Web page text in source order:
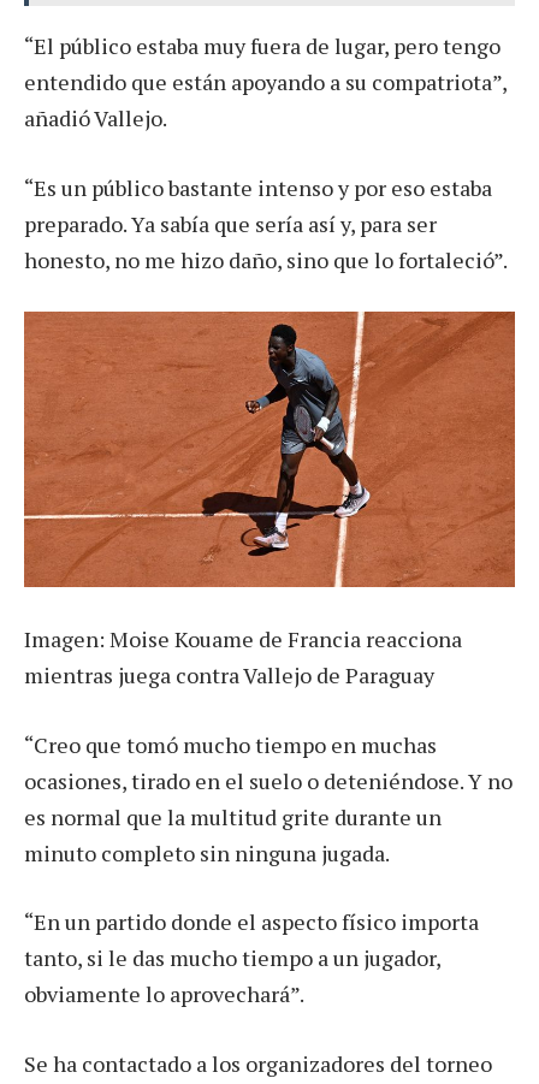
“El público estaba muy fuera de lugar, pero tengo
entendido que están apoyando a su compatriota”,
añadió Vallejo.
“Es un público bastante intenso y por eso estaba
preparado. Ya sabía que sería así y, para ser
honesto, no me hizo daño, sino que lo fortaleció”.
Imagen: Moise Kouame de Francia reacciona
mientras juega contra Vallejo de Paraguay
“Creo que tomó mucho tiempo en muchas
ocasiones, tirado en el suelo o deteniéndose. Y no
es normal que la multitud grite durante un
minuto completo sin ninguna jugada.
“En un partido donde el aspecto físico importa
tanto, si le das mucho tiempo a un jugador,
obviamente lo aprovechará”.
Se ha contactado a los organizadores del torneo